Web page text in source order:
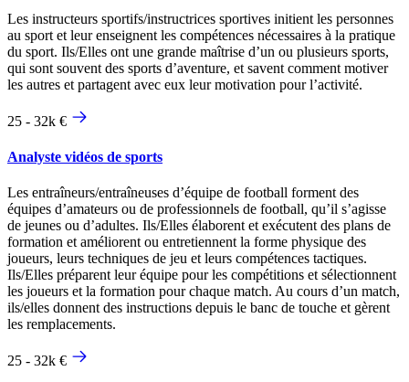
Les instructeurs sportifs/instructrices sportives initient les personnes
au sport et leur enseignent les compétences nécessaires à la pratique
du sport. Ils/Elles ont une grande maîtrise d’un ou plusieurs sports,
qui sont souvent des sports d’aventure, et savent comment motiver
les autres et partagent avec eux leur motivation pour l’activité.
25 - 32k €
Analyste vidéos de sports
Les entraîneurs/entraîneuses d’équipe de football forment des
équipes d’amateurs ou de professionnels de football, qu’il s’agisse
de jeunes ou d’adultes. Ils/Elles élaborent et exécutent des plans de
formation et améliorent ou entretiennent la forme physique des
joueurs, leurs techniques de jeu et leurs compétences tactiques.
Ils/Elles préparent leur équipe pour les compétitions et sélectionnent
les joueurs et la formation pour chaque match. Au cours d’un match,
ils/elles donnent des instructions depuis le banc de touche et gèrent
les remplacements.
25 - 32k €